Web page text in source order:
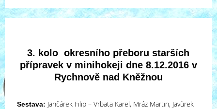
3. kolo okresního přeboru starších
přípravek v minihokeji dne 8.12.2016 v
Rychnově nad Kněžnou
Sestava: Jančárek Filip – Vrbata Karel, Mráz Martin, Javůrek